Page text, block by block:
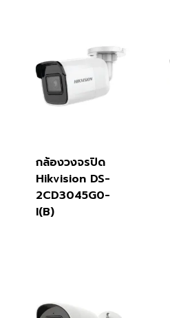
กล้องวงจรปิด
Hikvision DS-
2CD3045G0-
I(B)